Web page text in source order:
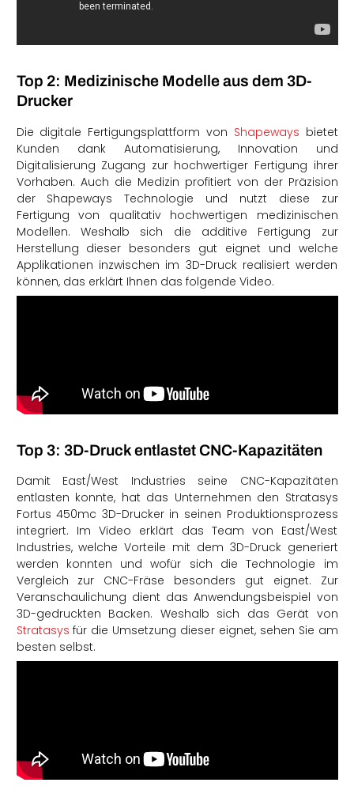
Top 2: Medizinische Modelle aus dem 3D-
Drucker
Die digitale Fertigungsplattform von Shapeways bietet
Kunden dank Automatisierung, Innovation und
Digitalisierung Zugang zur hochwertiger Fertigung ihrer
Vorhaben. Auch die Medizin profitiert von der Präzision
der Shapeways Technologie und nutzt diese zur
Fertigung von qualitativ hochwertigen medizinischen
Modellen. Weshalb sich die additive Fertigung zur
Herstellung dieser besonders gut eignet und welche
Applikationen inzwischen im 3D-Druck realisiert werden
können, das erklärt Ihnen das folgende Video.
Top 3: 3D-Druck entlastet CNC-Kapazitäten
Damit East/West Industries seine CNC-Kapazitäten
entlasten konnte, hat das Unternehmen den Stratasys
Fortus 450mc 3D-Drucker in seinen Produktionsprozess
integriert. Im Video erklärt das Team von East/West
Industries, welche Vorteile mit dem 3D-Druck generiert
werden konnten und wofür sich die Technologie im
Vergleich zur CNC-Fräse besonders gut eignet. Zur
Veranschaulichung dient das Anwendungsbeispiel von
3D-gedruckten Backen. Weshalb sich das Gerät von
Stratasys für die Umsetzung dieser eignet, sehen Sie am
besten selbst.